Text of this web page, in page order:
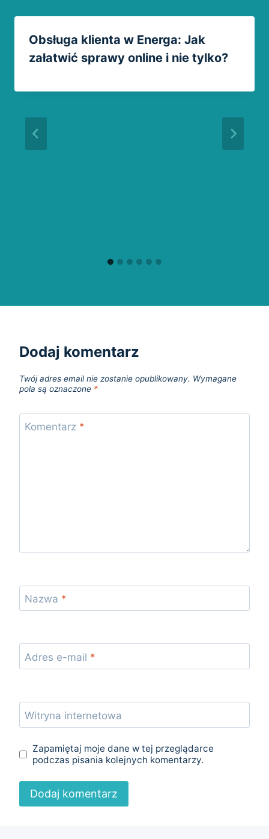
Obsługa klienta w Energa: Jak
załatwić sprawy online i nie tylko?
Dodaj komentarz
Twój adres email nie zostanie opublikowany. Wymagane
pola są oznaczone *
Komentarz *
Nazwa *
Adres e-mail *
Witryna internetowa
Zapamiętaj moje dane w tej przeglądarce
podczas pisania kolejnych komentarzy.